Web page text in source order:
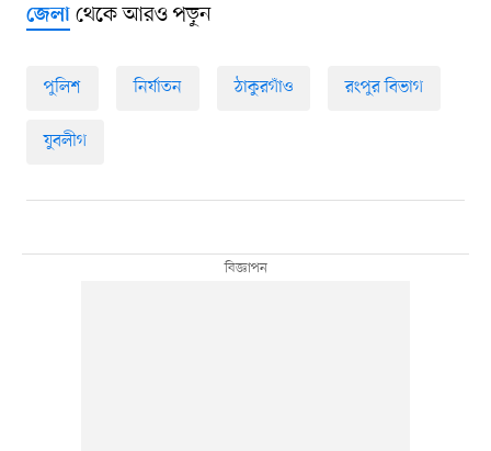
জেলাথেকে আরও পড়ুন
পুলিশ নির্যাতন ঠাকুরগাঁও রংপুর বিভাগ
যুবলীগ